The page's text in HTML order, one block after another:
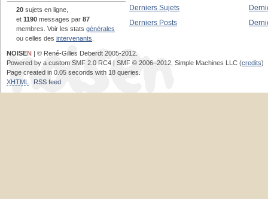
20 sujets en ligne,
et 1190 messages par 87
membres. Voir les stats générales
ou celles des intervenants
Derniers Sujets
Derniers Posts
NOISEN | © René-Gilles Deberdt 2005-2012.
Powered by a custom SMF 2.0 RC4 | SMF © 2006–2012, Simple Machines LLC (credits)
Page created in 0.05 seconds with 18 queries.
XHTML
RSS feed